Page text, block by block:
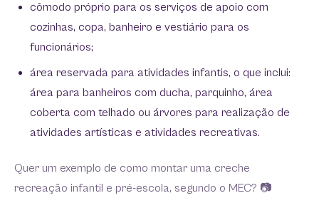
cômodo próprio para os serviços de apoio com
cozinhas, copa, banheiro e vestiário para os
funcionários;
área reservada para atividades infantis, o que inclui:
área para banheiros com ducha, parquinho, área
coberta com telhado ou árvores para realização de
atividades artísticas e atividades recreativas.
Quer um exemplo de como montar uma creche
recreação infantil e pré-escola, segundo o MEC? 📷